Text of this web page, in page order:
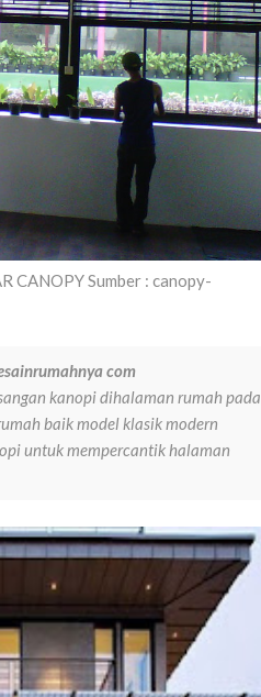
CANOPY Sumber : canopy-
com
kanopi dihalaman rumah pada
baik model klasik modern
untuk mempercantik halaman